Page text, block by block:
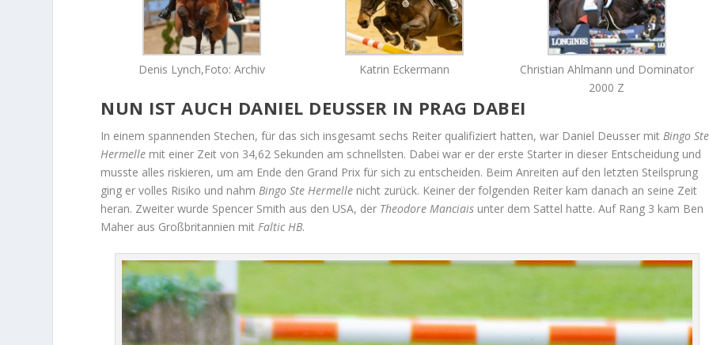
Denis Lynch,Foto: Archiv Katrin Eckermann
Christian Ahlmann und Dominator
2000 Z
NUN IST AUCH DANIEL DEUSSER IN PRAG DABEI
In einem spannenden Stechen, für das sich insgesamt sechs Reiter qualifiziert hatten, war Daniel Deusser mit Bingo Ste
Hermelle mit einer Zeit von 34,62 Sekunden am schnellsten. Dabei war er der erste Starter in dieser Entscheidung und
musste alles riskieren, um am Ende den Grand Prix für sich zu entscheiden. Beim Anreiten auf den letzten Steilsprung
ging er volles Risiko und nahm Bingo Ste Hermelle nicht zurück. Keiner der folgenden Reiter kam danach an seine Zeit
heran. Zweiter wurde Spencer Smith aus den USA, der Theodore Manciais unter dem Sattel hatte. Auf Rang 3 kam Ben
Maher aus Großbritannien mit Faltic HB.